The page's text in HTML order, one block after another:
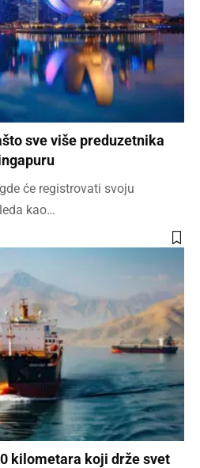
sve više preduzetnika
će registrovati svoju
kao…
kilometara koji drže svet